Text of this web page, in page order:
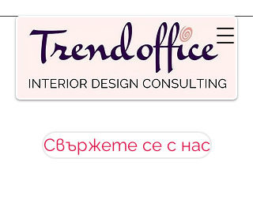
Свържете се с нас